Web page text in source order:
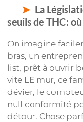
La
seuils de THC :
On imagine
bras, un
list, prêt à ouvrir
vite LE mur, ce
dévier, le
null conformité
détour. Chose